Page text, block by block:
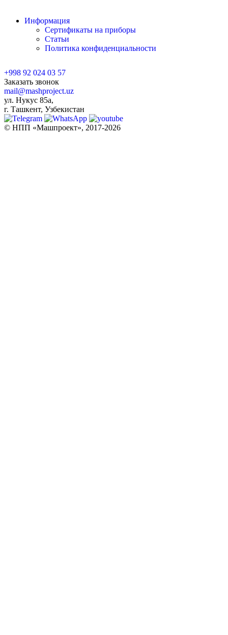
Информация
Сертификаты на приборы
Статьи
Политика конфиденциальности
+998 92 024 03 57
Заказать звонок
mail@mashproject.uz
ул. Нукус 85а,
г. Ташкент, Узбекистан
© НПП «Машпроект», 2017-2026